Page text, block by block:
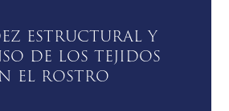
estructural y
de los tejidos
el rostro